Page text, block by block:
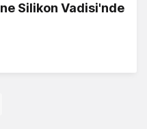
Silikon Vadisi'nde